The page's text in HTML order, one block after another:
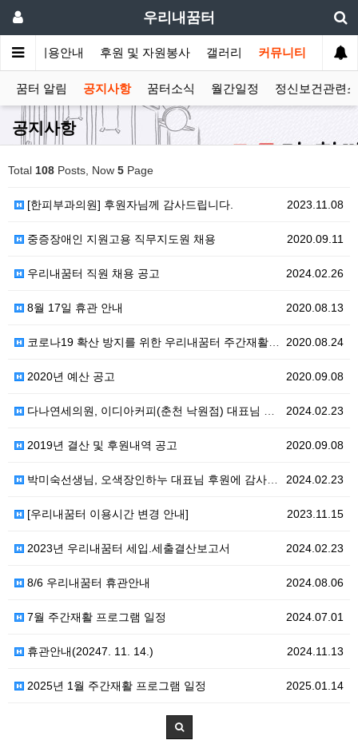
우리내꿈터
내 이용안내 후원 및 자원봉사 갤러리 커뮤니티
꿈터 알림 공지사항 꿈터소식 월간일정 정신보건관련
공지사항
Total 108 Posts, Now 5 Page
2023.11.08
[한피부과의원] 후원자님께 감사드립니다.
2020.09.11
중증장애인 지원고용 직무지도원 채용
2024.02.26
우리내꿈터 직원 채용 공고
2020.08.13
8월 17일 휴관 안내
2020.08.24
코로나19 확산 방지를 위한 우리내꿈터 주간재활프로그램…
2020.09.08
2020년 예산 공고
2024.02.23
다나연세의원, 이디아커피(춘천 낙원점) 대표님 후원에 …
2020.09.08
2019년 결산 및 후원내역 공고
2024.02.23
박미숙선생님, 오색장인하누 대표님 후원에 감사드립니다…
2023.11.15
[우리내꿈터 이용시간 변경 안내]
2024.02.23
2023년 우리내꿈터 세입.세출결산보고서
2024.08.06
8/6 우리내꿈터 휴관안내
2024.07.01
7월 주간재활 프로그램 일정
2024.11.13
휴관안내(20247. 11. 14.)
2025.01.14
2025년 1월 주간재활 프로그램 일정